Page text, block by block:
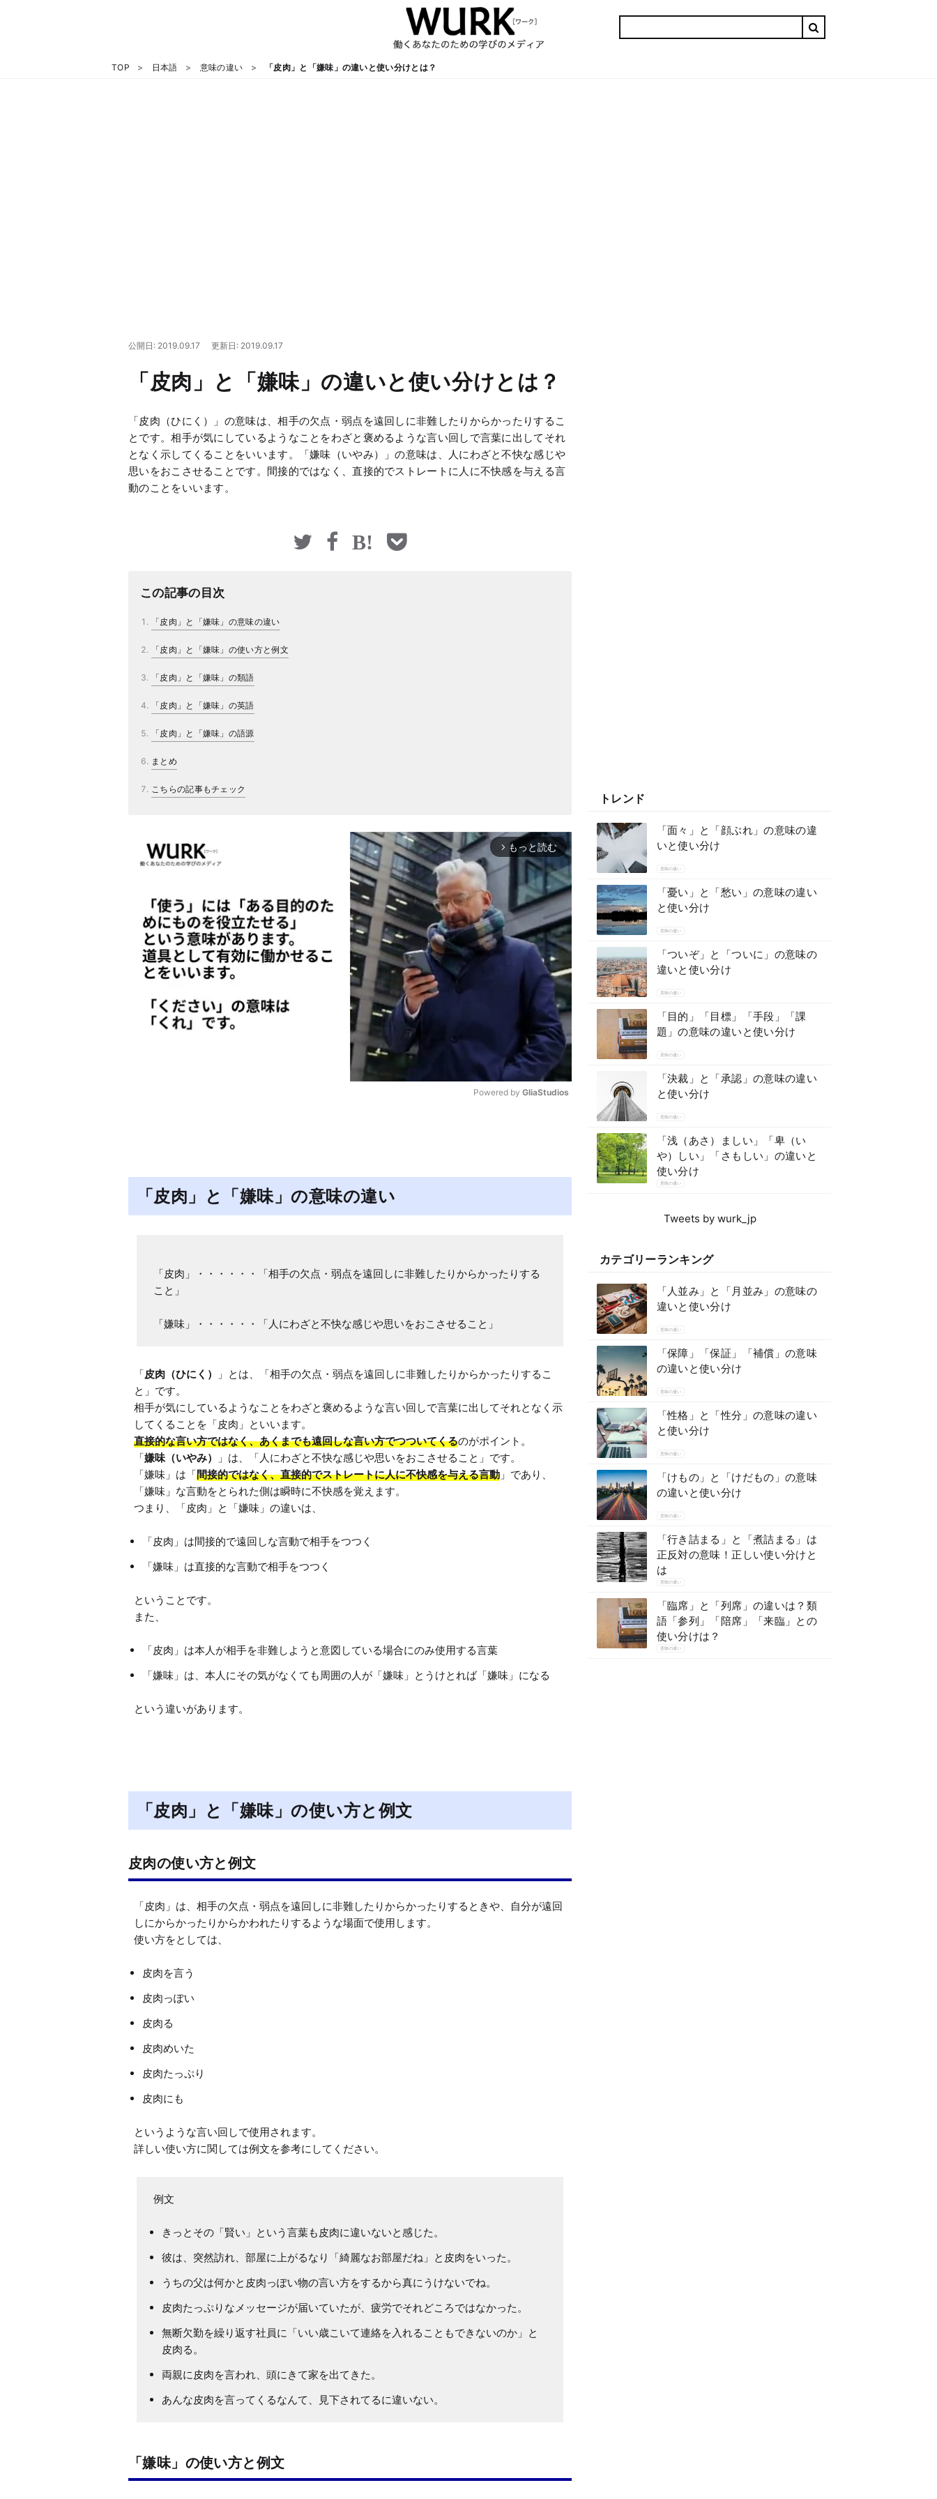
TOP 日本語 意味の違い 「皮肉」と「嫌味」の違いと使い分けとは？
公開日: 2019.09.17 更新日: 2019.09.17
「皮肉」と「嫌味」の違いと使い分けとは？
「皮肉（ひにく）」の意味は、相手の欠点・弱点を遠回しに非難したりからかったりするこ
とです。相手が気にしているようなことをわざと褒めるような言い回しで言葉に出してそれ
となく示してくることをいいます。「嫌味（いやみ）」の意味は、人にわざと不快な感じや
思いをおこさせることです。間接的ではなく、直接的でストレートに人に不快感を与える言
動のことをいいます。
この記事の目次
「皮肉」と「嫌味」の意味の違い
「皮肉」と「嫌味」の使い方と例文
「皮肉」と「嫌味」の類語
「皮肉」と「嫌味」の英語
「皮肉」と「嫌味」の語源
まとめ
こちらの記事もチェック
arrow_forward_ios もっと読む
Powered by GliaStudios
「皮肉」と「嫌味」の意味の違い
「皮肉」・・・・・・「相手の欠点・弱点を遠回しに非難したりからかったりする
こと」
「嫌味」・・・・・・「人にわざと不快な感じや思いをおこさせること」
「皮肉（ひにく）
」とは、「相手の欠点・弱点を遠回しに非難したりからかったりするこ
と」です。
相手が気にしているようなことをわざと褒めるような言い回しで言葉に出してそれとなく示
直接的な言い方ではなく、あくまでも遠回しな言い方でつついてくるのがポイント。
「嫌味（いやみ）
」は、「人にわざと不快な感じや思いをおこさせること」です。
「嫌味」は「間接的ではなく、直接的でストレートに人に不快感を与える言動 」であり、
「嫌味」な言動をとられた側は瞬時に不快感を覚えます。
「皮肉」は間接的で遠回しな言動で相手をつつく
「嫌味」は直接的な言動で相手をつつく
ということです。
「皮肉」は本人が相手を非難しようと意図している場合にのみ使用する言葉
「嫌味」は、本人にその気がなくても周囲の人が「嫌味」とうけとれば「嫌味」になる
「皮肉」と「嫌味」の使い方と例文
皮肉の使い方と例文
「皮肉」は、相手の欠点・弱点を遠回しに非難したりからかったりするときや、自分が遠回
しにからかったりからかわれたりするような場面で使用します。
皮肉を言う
皮肉っぽい
皮肉る
皮肉めいた
皮肉たっぷり
皮肉にも
というような言い回しで使用されます。
きっとその「賢い」という言葉も皮肉に違いないと感じた。
彼は、突然訪れ、部屋に上がるなり「綺麗なお部屋だね」と皮肉をいった。
うちの父は何かと皮肉っぽい物の言い方をするから真にうけないでね。
皮肉たっぷりなメッセージが届いていたが、疲労でそれどころではなかった。
無断欠勤を繰り返す社員に「いい歳こいて連絡を入れることもできないのか」と
皮肉る。
両親に皮肉を言われ、頭にきて家を出てきた。
あんな皮肉を言ってくるなんて、見下されてるに違いない。
「嫌味」の使い方と例文
トレンド
「面々」と「顔ぶれ」の意味の違
いと使い分け
意味の違い
「憂い」と「愁い」の意味の違い
と使い分け
意味の違い
「ついぞ」と「ついに」の意味の
違いと使い分け
意味の違い
「目的」「目標」「手段」「課
題」の意味の違いと使い分け
意味の違い
「決裁」と「承認」の意味の違い
と使い分け
意味の違い
「浅（あさ）ましい」「卑（い
や）しい」「さもしい」の違いと
使い分け
意味の違い
Tweets by wurk_jp
カテゴリーランキング
「人並み」と「月並み」の意味の
違いと使い分け
意味の違い
「保障」「保証」「補償」の意味
の違いと使い分け
意味の違い
「性格」と「性分」の意味の違い
と使い分け
意味の違い
「けもの」と「けだもの」の意味
の違いと使い分け
意味の違い
「行き詰まる」と「煮詰まる」は
正反対の意味！正しい使い分けと
は
意味の違い
「臨席」と「列席」の違いは？類
語「参列」「陪席」「来臨」との
使い分けは？
意味の違い